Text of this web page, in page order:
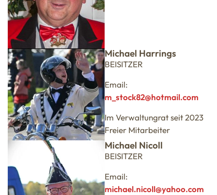
Michael Harrings
BEISITZER
Email:
m_stock82@hotmail.com
Im Verwaltungrat seit 2023
Freier Mitarbeiter
Michael Nicoll
BEISITZER
Email:
michael.nicoll@yahoo.com